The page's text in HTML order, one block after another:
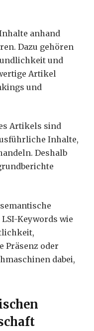
anhand
Dazu gehören
und
Artikel
und
Artikels sind
Inhalte,
Deshalb
Keywords wie
Präsenz oder
dabei,